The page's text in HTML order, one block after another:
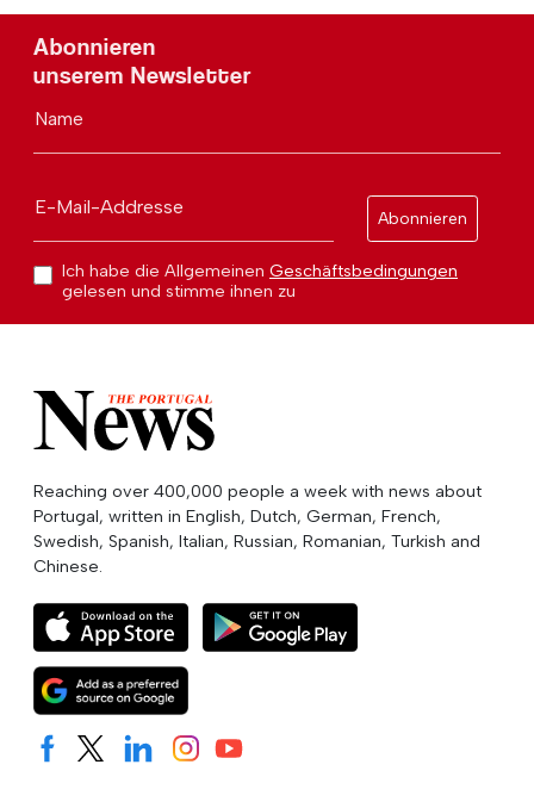
Abonnieren
unserem Newsletter
Name
E-Mail-Addresse
Abonnieren
Ich habe die Allgemeinen Geschäftsbedingungen
gelesen und stimme ihnen zu
Reaching over 400,000 people a week with news about
Portugal, written in English, Dutch, German, French,
Swedish, Spanish, Italian, Russian, Romanian, Turkish and
Chinese.